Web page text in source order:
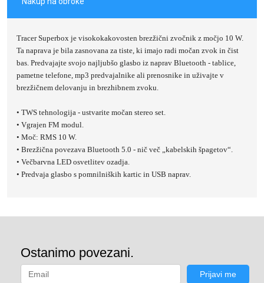
Tracer Superbox je visokokakovosten brezžični zvočnik z močjo 10 W.
Ta naprava je bila zasnovana za tiste, ki imajo radi močan zvok in čist
bas. Predvajajte svojo najljubšo glasbo iz naprav Bluetooth - tablice,
pametne telefone, mp3 predvajalnike ali prenosnike in uživajte v
brezžičnem delovanju in brezhibnem zvoku.
• TWS tehnologija - ustvarite močan stereo set.
• Vgrajen FM modul.
• Moč: RMS 10 W.
• Brezžična povezava Bluetooth 5.0 - nič več „kabelskih špagetov“.
• Večbarvna LED osvetlitev ozadja.
• Predvaja glasbo s pomnilniških kartic in USB naprav.